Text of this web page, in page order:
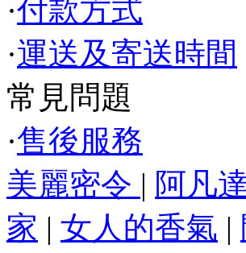
·付款方式
·運送及寄送時間
常見問題
·售後服務
美麗密令 | 阿凡
家 | 女人的香氣 |